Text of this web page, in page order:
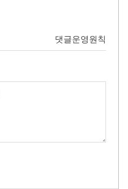
댓글운영원칙